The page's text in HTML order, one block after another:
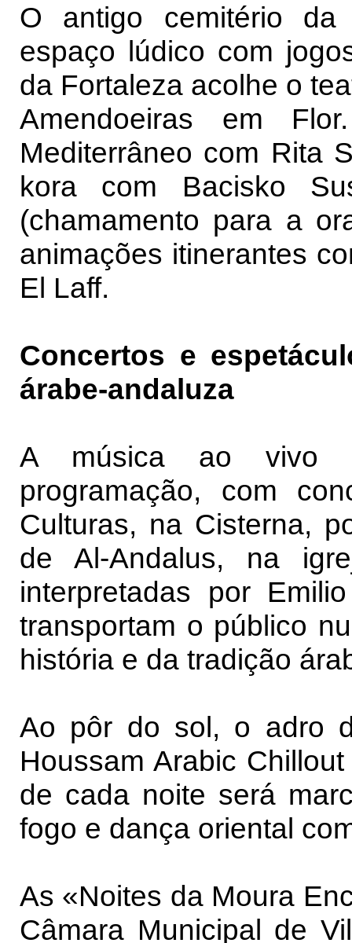
O antigo cemitério da
espaço lúdico com
da Fortaleza acolhe o
Amendoeiras em
Mediterrâneo com Rita
kora com Bacisko
(chamamento para a
animações itinerantes
El Laff.
Concertos e
árabe-andaluza
A música ao vivo
programação, com
Culturas, na Cisterna,
de Al-Andalus, na
interpretadas por
transportam o público
história e da tradição
Ao pôr do sol, o adro
Houssam Arabic
de cada noite será
fogo e dança oriental
As «Noites da Moura
Câmara Municipal de